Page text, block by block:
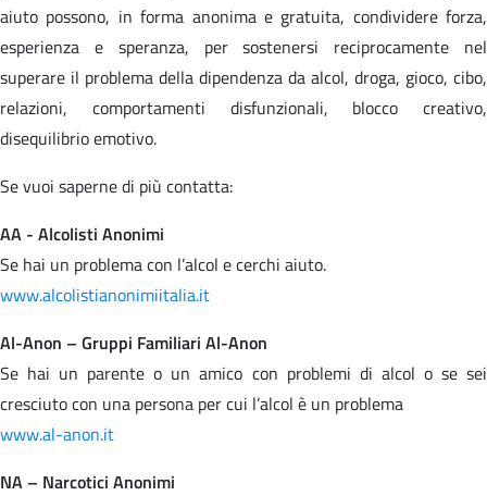
aiuto possono, in forma anonima e gratuita, condividere forza,
esperienza e speranza, per sostenersi reciprocamente nel
superare il problema della dipendenza da alcol, droga, gioco, cibo,
relazioni, comportamenti disfunzionali, blocco creativo,
disequilibrio emotivo.
Se vuoi saperne di più contatta:
AA - Alcolisti Anonimi
Se hai un problema con l’alcol e cerchi aiuto.
www.alcolistianonimiitalia.it
Al-Anon – Gruppi Familiari Al-Anon
Se hai un parente o un amico con problemi di alcol o se sei
cresciuto con una persona per cui l’alcol è un problema
www.al-anon.it
NA – Narcotici Anonimi